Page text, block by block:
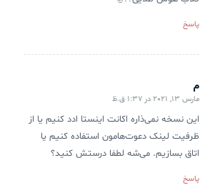
پاسخ
م
گفته:
مارس 13, 2021 در 1:37 ق.ظ
این نسخه نمی‌ذاره اکانت اینستا ادد کنیم یا از
ظرفیت لینک دعوت‌هامون استفاده کنیم یا
اتاق بسازیم. می‌شه لطفا درستش کنید؟
پاسخ